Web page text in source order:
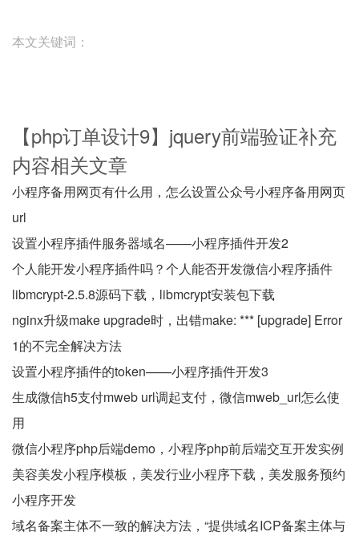
本文关键词：
【php订单设计9】jquery前端验证补充
内容相关文章
小程序备用网页有什么用，怎么设置公众号小程序备用网页
url
设置小程序插件服务器域名——小程序插件开发2
个人能开发小程序插件吗？个人能否开发微信小程序插件
libmcrypt-2.5.8源码下载，libmcrypt安装包下载
nginx升级make upgrade时，出错make: *** [upgrade] Error
1的不完全解决方法
设置小程序插件的token——小程序插件开发3
生成微信h5支付mweb url调起支付，微信mweb_url怎么使
用
微信小程序php后端demo，小程序php前后端交互开发实例
美容美发小程序模板，美发行业小程序下载，美发服务预约
小程序开发
域名备案主体不一致的解决方法，“提供域名ICP备案主体与